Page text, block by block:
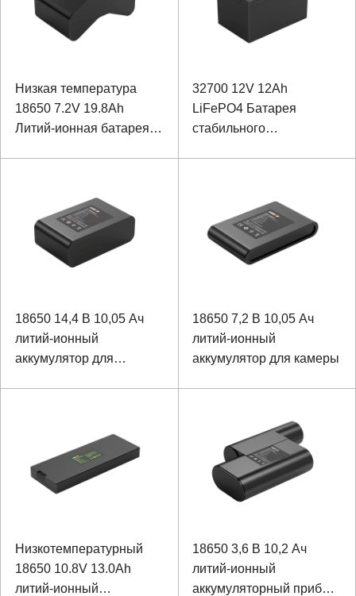
Низкая температура
18650 7.2V 19.8Ah
Литий-ионная батарея
32700 12V 12Ah
LiFePO4 Батарея
стабильного
18650 14,4 В 10,05 Ач
литий-ионный
аккумулятор для
18650 7,2 В 10,05 Ач
литий-ионный
аккумулятор для камеры
Низкотемпературный
18650 10.8V 13.0Ah
литий-ионный
18650 3,6 В 10,2 Ач
литий-ионный
аккумуляторный прибор